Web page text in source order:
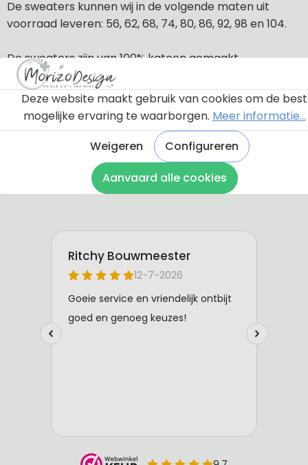
De sweaters kunnen wij in de volgende maten uit
voorraad leveren: 56, 62, 68, 74, 80, 86, 92, 98 en 104.
De sweaters zijn van 100% katoen gemaakt.
Deze website maakt gebruik van cookies om de best
mogelijke ervaring te waarborgen. Meer informatie...
Weigeren
Configureren
Aanvaard alle cookies